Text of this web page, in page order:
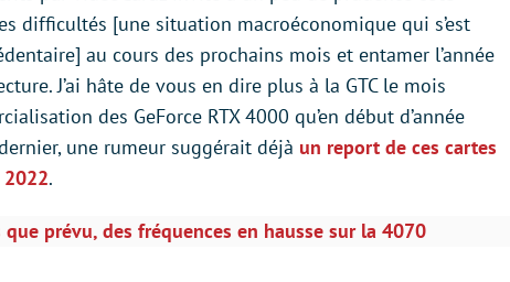
difficultés [une situation macroéconomique qui s’est
au cours des prochains mois et entamer l’année
J’ai hâte de vous en dire plus à la GTC le mois
des GeForce RTX 4000 qu’en début d’année
une rumeur suggérait déjà un report de ces cartes
2022.
prévu, des fréquences en hausse sur la 4070